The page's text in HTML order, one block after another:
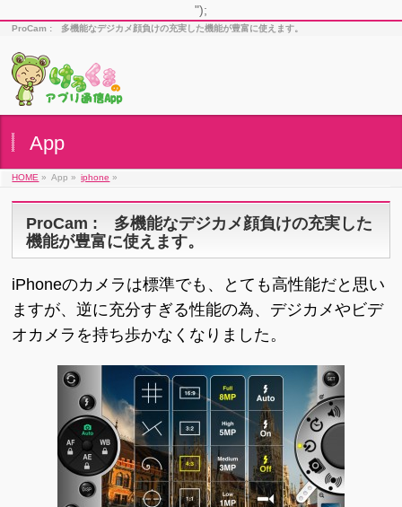
");
ProCam : 多機能なデジカメ顔負けの充実した機能が豊富に使えます。
App
HOME » App » iphone »
ProCam : 多機能なデジカメ顔負けの充実した
機能が豊富に使えます。
iPhoneのカメラは標準でも、とても高性能だと思い
ますが、逆に充分すぎる性能の為、デジカメやビデ
オカメラを持ち歩かなくなりました。